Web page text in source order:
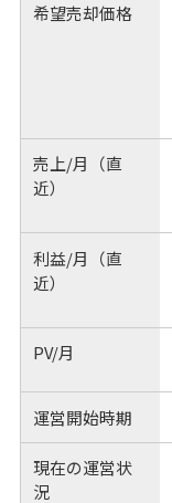
希望売却価格
売上/月（直
近）
利益/月（直
近）
PV/月
運営開始時期
現在の運営状
況